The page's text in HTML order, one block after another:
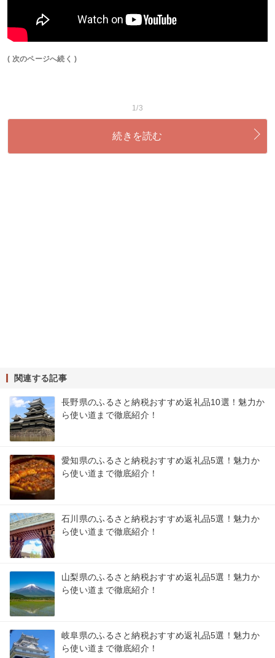
( 次のページへ続く )
1/3
続きを読む
関連する記事
長野県のふるさと納税おすすめ返礼品10選！魅力か
ら使い道まで徹底紹介！
愛知県のふるさと納税おすすめ返礼品5選！魅力か
ら使い道まで徹底紹介！
石川県のふるさと納税おすすめ返礼品5選！魅力か
ら使い道まで徹底紹介！
山梨県のふるさと納税おすすめ返礼品5選！魅力か
ら使い道まで徹底紹介！
岐阜県のふるさと納税おすすめ返礼品5選！魅力か
ら使い道まで徹底紹介！